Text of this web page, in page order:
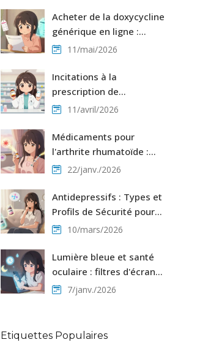
Acheter de la doxycycline
générique en ligne :
Guide prix et sécurité
11/mai/2026
Incitations à la
prescription de
génériques : comment
coûts de santé
11/avril/2026
Médicaments pour
l'arthrite rhumatoïde :
interactions entre les
22/janv./2026
Antidepressifs : Types et
Profils de Sécurité pour
les Patients
10/mars/2026
Lumière bleue et santé
oculaire : filtres d'écran
et habitudes à adopter
7/janv./2026
Etiquettes Populaires